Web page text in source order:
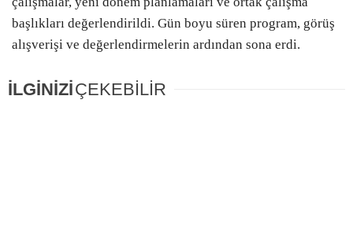
başlıkları değerlendirildi. Gün boyu süren program, görüş
alışverişi ve değerlendirmelerin ardından sona erdi.
İLGİNİZİÇEKEBİLİR